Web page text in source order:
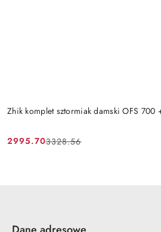
Zhik komplet sztormiak damski OFS 700
Cena
2995.70
Cena
3328.56